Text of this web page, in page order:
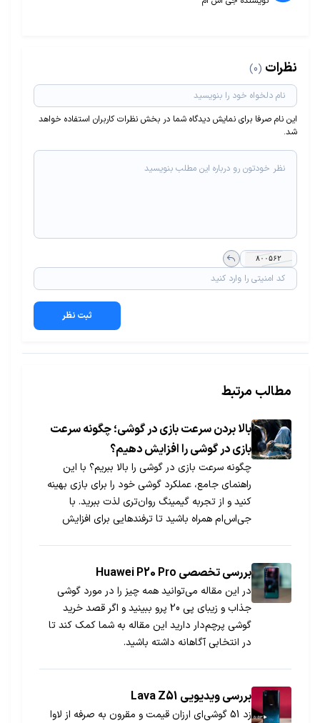
نظرات (0)
این نام صرفا برای نمایش دیدگاه شما در بخش نظرات کاربران استفاده خواهد
شد.
ثبت نظر
مطالب مرتبط
بالا بردن سرعت بازی در گوشی؛ چگونه سرعت
بازی در گوشی را افزایش دهیم؟
چگونه سرعت بازی در گوشی را بالا ببریم؟ با این
راهنمای جامع، عملکرد گوشی خود را برای بازی بهینه
کنید و از تجربه گیمینگ روان‌تری لذت ببرید. با
جی‌اس‌ام همراه باشید تا ترفندهایی برای افزایش
بررسی تخصصی Huawei P20 Pro
در این مقاله می‌توانید همه چیز را در مورد گوشی
جذاب و زیبای پی 20 پرو ببینید و اگر قصد خرید
گوشی پرچم‌دار دارید این مقاله به شما کمک کند تا
در انتخابی آگاهانه داشته باشید.
بررسی ویدیویی Lava Z51
زد 51 گوشی‌ای ارزان قیمت و مقرون به صرفه از لاوا